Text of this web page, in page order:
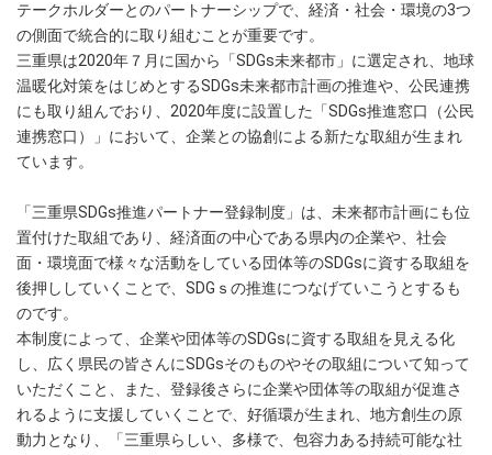
テークホルダーとのパートナーシップで、経済・社会・環境の3つ
の側面で統合的に取り組むことが重要です。
三重県は2020年７月に国から「SDGs未来都市」に選定され、地球
温暖化対策をはじめとするSDGs未来都市計画の推進や、公民連携
にも取り組んでおり、2020年度に設置した「SDGs推進窓口（公民
連携窓口）」において、企業との協創による新たな取組が生まれ
ています。
「三重県SDGs推進パートナー登録制度」は、未来都市計画にも位
置付けた取組であり、経済面の中心である県内の企業や、社会
面・環境面で様々な活動をしている団体等のSDGsに資する取組を
後押ししていくことで、SDGｓの推進につなげていこうとするも
のです。
本制度によって、企業や団体等のSDGsに資する取組を見える化
し、広く県民の皆さんにSDGsそのものやその取組について知って
いただくこと、また、登録後さらに企業や団体等の取組が促進さ
れるように支援していくことで、好循環が生まれ、地方創生の原
動力となり、「三重県らしい、多様で、包容力ある持続可能な社